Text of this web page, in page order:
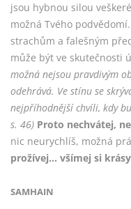
jsou hybnou silou
možná Tvého
strachům a falešným
může být ve skutečnosti
možná nejsou pravdivým
odehrává. Ve stínu se
nejpříhodnější chvíli, kdy
s. 46) Proto nechvátej,
nic neurychlíš, možná
prožívej… všímej si
SAMHAIN